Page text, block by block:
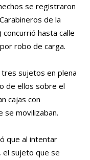
se registraron
de la
concurrió hasta calle
robo de carga.
sujetos en plena
de ellos sobre el
cajas con
se movilizaban.
que al intentar
el sujeto que se